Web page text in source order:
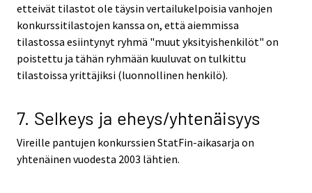
etteivät tilastot ole täysin vertailukelpoisia vanhojen
konkurssitilastojen kanssa on, että aiemmissa
tilastossa esiintynyt ryhmä "muut yksityishenkilöt" on
poistettu ja tähän ryhmään kuuluvat on tulkittu
tilastoissa yrittäjiksi (luonnollinen henkilö).
7. Selkeys ja eheys/yhtenäisyys
Vireille pantujen konkurssien StatFin-aikasarja on
yhtenäinen vuodesta 2003 lähtien.